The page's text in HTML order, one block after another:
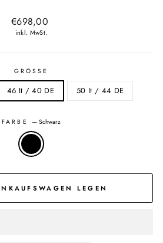
Normaler
Preis
€698,00
inkl. MwSt.
GRÖSSE
46 It / 40 DE 50 It / 44 DE
FARBE — Schwarz
LEGEN